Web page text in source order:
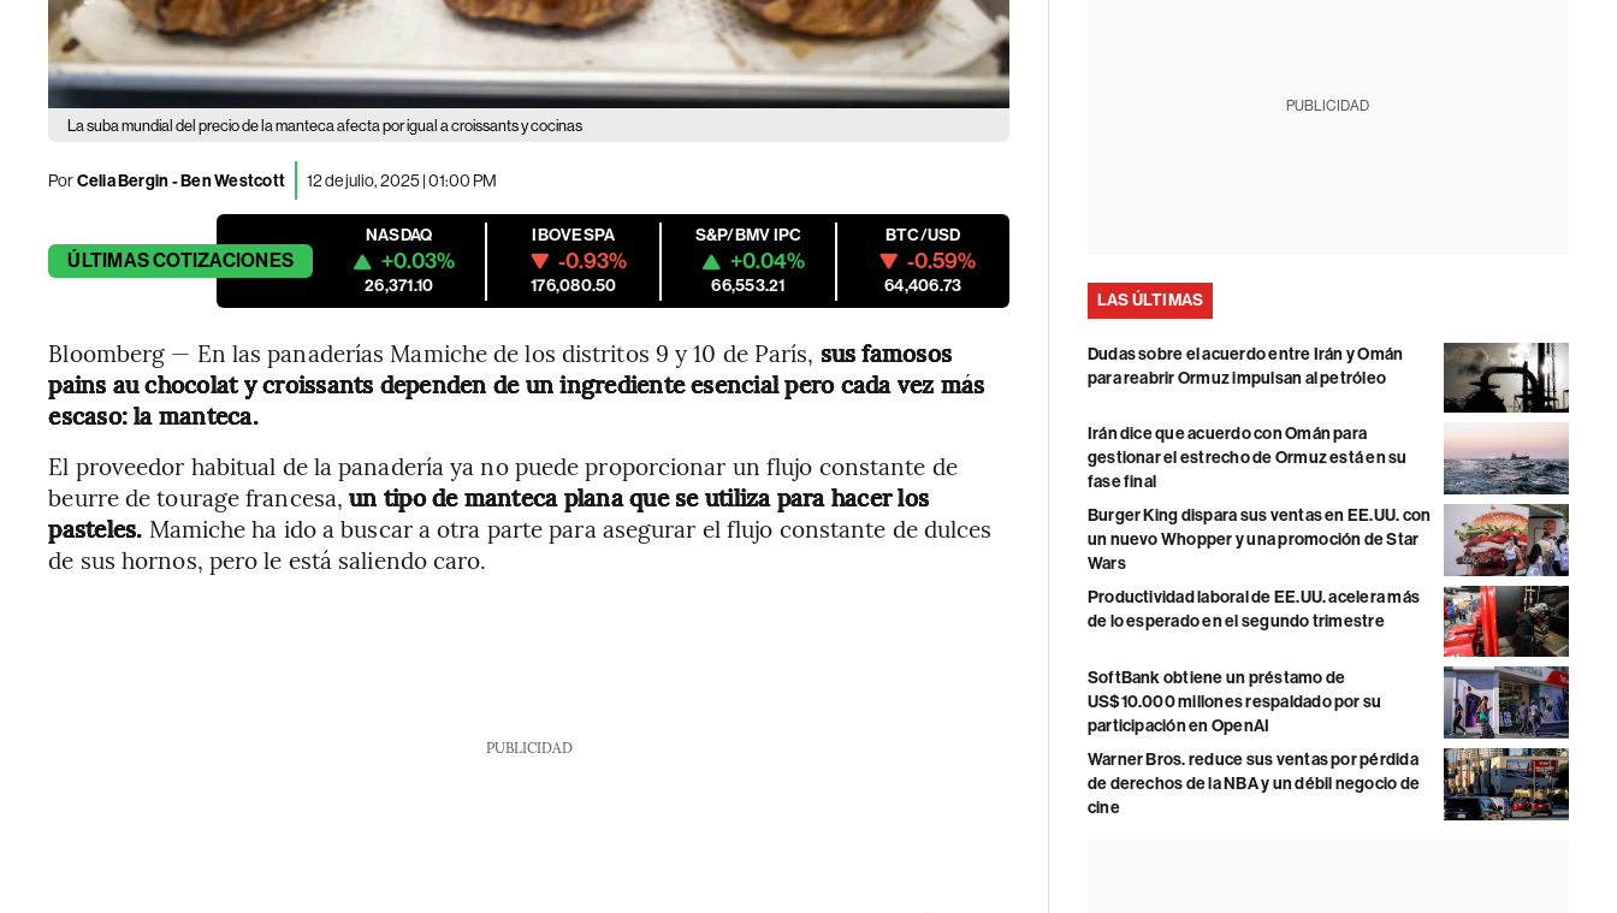
La suba mundial del precio de la manteca afecta por igual a croissants y cocinas
PorCelia Bergin - Ben Westcott 12 de julio, 2025 | 01:00 PM
ÚLTIMASCOTIZACIONES
NASDAQ
+0.03%
26,371.10
IBOVESPA
-0.93%
176,080.50
S&P/BMV IPC
+0.04%
66,553.21
BTC/USD
-0.59%
64,406.73
Bloomberg — En las panaderías Mamiche de los distritos 9 y 10 de París, sus famosos
pains au chocolat y croissants dependen de un ingrediente esencial pero cada vez más
escaso: la manteca.
El proveedor habitual de la panadería ya no puede proporcionar un flujo constante de
beurre de tourage francesa,un tipo de manteca plana que se utiliza para hacer los
pasteles. Mamiche ha ido a buscar a otra parte para asegurar el flujo constante de dulces
de sus hornos, pero le está saliendo caro.
PUBLICIDAD
PUBLICIDAD
LAS ÚLTIMAS
Dudas sobre el acuerdo entre Irán y Omán
para reabrir Ormuz impulsan al petróleo
Irán dice que acuerdo con Omán para
gestionar el estrecho de Ormuz está en su
fase final
Burger King dispara sus ventas en EE.UU. con
un nuevo Whopper y una promoción de Star
Wars
Productividad laboral de EE.UU. acelera más
de lo esperado en el segundo trimestre
SoftBank obtiene un préstamo de
US$10.000 millones respaldado por su
participación en OpenAI
Warner Bros. reduce sus ventas por pérdida
de derechos de la NBA y un débil negocio de
cine